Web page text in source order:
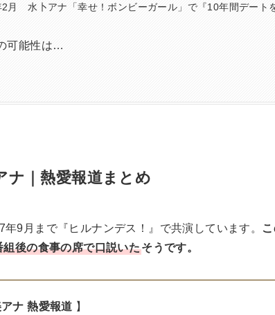
月 水卜アナ「幸せ！ボンビーガール」で『10年間デート
可能性は…
ナ｜熱愛報道まとめ
9月まで『ヒルナンデス！』で共演しています。
後の食事の席で口説いたそうです。
ナ 熱愛報道 】